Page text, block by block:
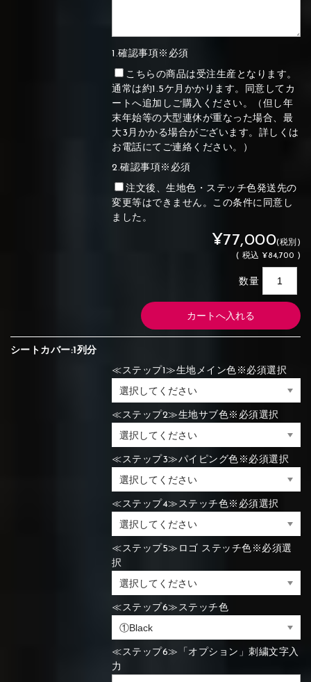
1.確認事項※必須
こちらの商品は受注生産となります。
通常は約1.5ケ月かかります。同意してカ
ートへ追加しご購入ください。（但し年
末年始等の大型連休が重なった場合、最
大3月かかる場合がございます。詳しくは
お電話にてご連絡ください。）
2.確認事項※必須
注文後、生地色・ステッチ色発送先の
変更等はできません。この条件に同意し
ました。
¥77,000(税別)
( 税込 ¥84,700 )
数量
シートカバー:1列分
≪ステップ1≫生地メイン色※必須選択
≪ステップ2≫生地サブ色※必須選択
≪ステップ3≫パイピング色※必須選択
≪ステップ4≫ステッチ色※必須選択
≪ステップ5≫ロゴ ステッチ色※必須選
択
≪ステップ6≫ステッチ色
≪ステップ6≫「オプション」刺繍文字入
力